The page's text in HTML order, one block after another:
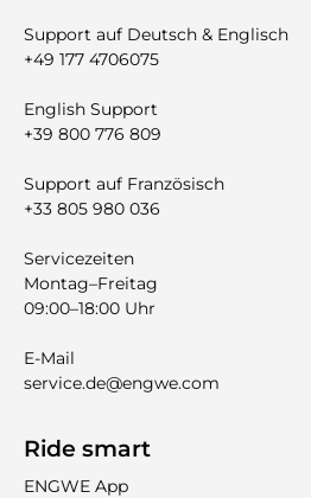
Support auf Deutsch & Englisch
+49 177 4706075
English Support
+39 800 776 809
Support auf Französisch
+33 805 980 036
Servicezeiten
Montag–Freitag
09:00–18:00 Uhr
E-Mail
service.de@engwe.com
Ride smart
ENGWE App